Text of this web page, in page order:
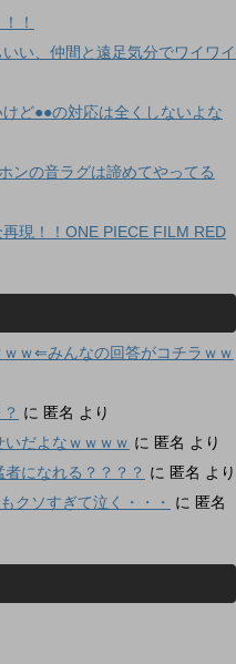
！
い、仲間と遠足気分でワイワイ
ど●●の対応は全くしないよな
ンの音ラグは諦めてやってる
現！！ONE PIECE FILM RED
ｗｗ⇐みんなの回答がコチラｗｗ
に 匿名 より
いだよなｗｗｗｗ に 匿名 より
になれる？？？？ に 匿名 より
クソすぎて泣く・・・
に 匿名